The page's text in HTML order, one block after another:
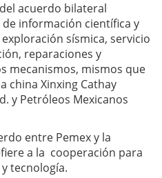
acuerdo bilateral
información científica y
sísmica, servicio
reparaciones y
mecanismos, mismos que
china Xinxing Cathay
y Petróleos Mexicanos
entre Pemex y la
a la cooperación para
tecnología.